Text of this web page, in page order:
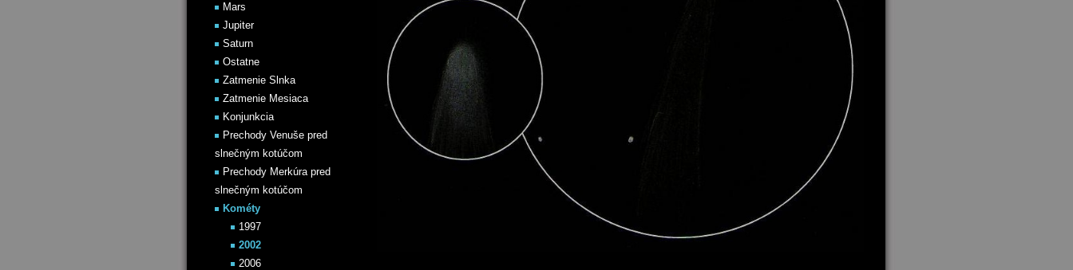
Mars
Jupiter
Saturn
Ostatne
Zatmenie Slnka
Zatmenie Mesiaca
Konjunkcia
Prechody Venuše pred
slnečným kotúčom
Prechody Merkúra pred
slnečným kotúčom
Kométy
1997
2002
2006